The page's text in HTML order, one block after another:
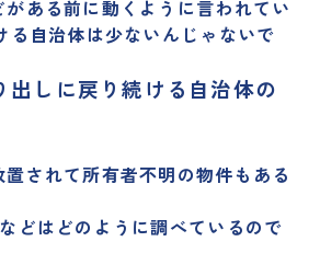
ある前に動くように言われてい
る自治体は少ないんじゃないで
出しに戻り続ける自治体の
されて所有者不明の物件もある
どはどのように調べているので